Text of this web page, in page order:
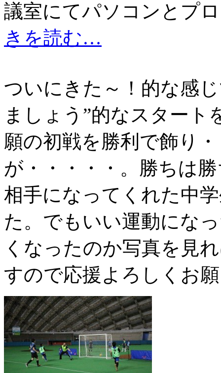
議室にてパソコンとプ
きを読む…
ついにきた～！的な感
ましょう”的なスタート
願の初戦を勝利で飾り
が・・・・・。勝ちは
相手になってくれた中
た。でもいい運動にな
くなったのか写真を見
すので応援よろしくお